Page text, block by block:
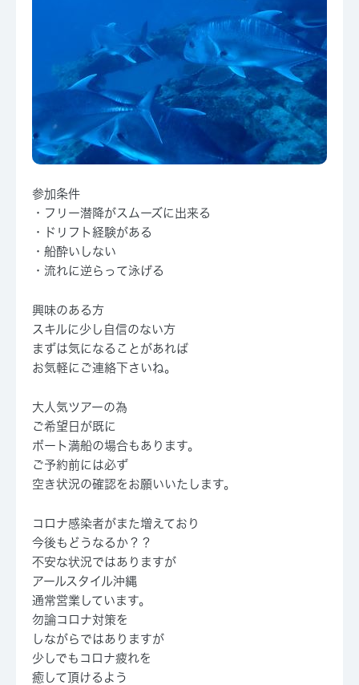
参加条件
・フリー潜降がスムーズに出来る
・ドリフト経験がある
・船酔いしない
・流れに逆らって泳げる
興味のある方
スキルに少し自信のない方
まずは気になることがあれば
お気軽にご連絡下さいね。
大人気ツアーの為
ご希望日が既に
ボート満船の場合もあります。
ご予約前には必ず
空き状況の確認をお願いいたします。
コロナ感染者がまた増えており
今後もどうなるか？？
不安な状況ではありますが
アールスタイル沖縄
通常営業しています。
勿論コロナ対策を
しながらではありますが
少しでもコロナ疲れを
癒して頂けるよう